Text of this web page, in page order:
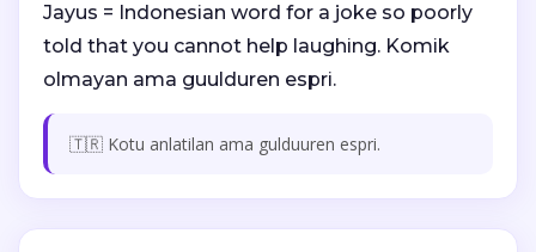
Jayus = Indonesian word for a joke so poorly
told that you cannot help laughing. Komik
olmayan ama guulduren espri.
🇹🇷 Kotu anlatilan ama gulduuren espri.